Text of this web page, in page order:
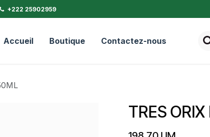
+222 25902959
Accueil Boutique Contactez-nous
TRES